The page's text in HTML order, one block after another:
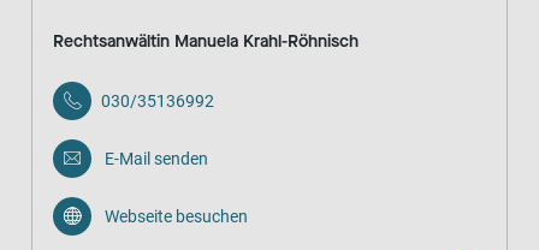
Rechtsanwältin Manuela Krahl-Röhnisch
030/35136992
E-Mail senden
Webseite besuchen